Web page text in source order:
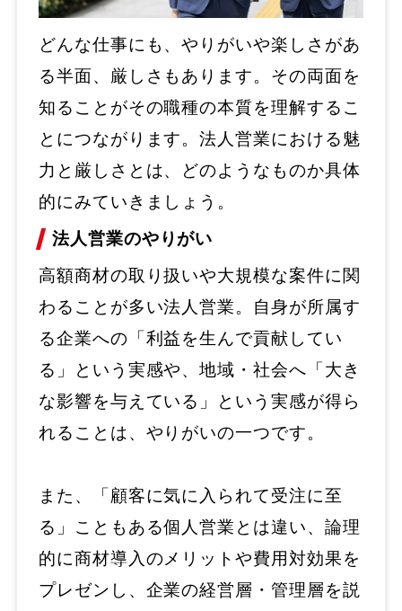
どんな仕事にも、やりがいや楽しさがあ
る半面、厳しさもあります。その両面を
知ることがその職種の本質を理解するこ
とにつながります。法人営業における魅
力と厳しさとは、どのようなものか具体
的にみていきましょう。
法人営業のやりがい
高額商材の取り扱いや大規模な案件に関
わることが多い法人営業。自身が所属す
る企業への「利益を生んで貢献してい
る」という実感や、地域・社会へ「大き
な影響を与えている」という実感が得ら
れることは、やりがいの一つです。
また、「顧客に気に入られて受注に至
る」こともある個人営業とは違い、論理
的に商材導入のメリットや費用対効果を
プレゼンし、企業の経営層・管理層を説